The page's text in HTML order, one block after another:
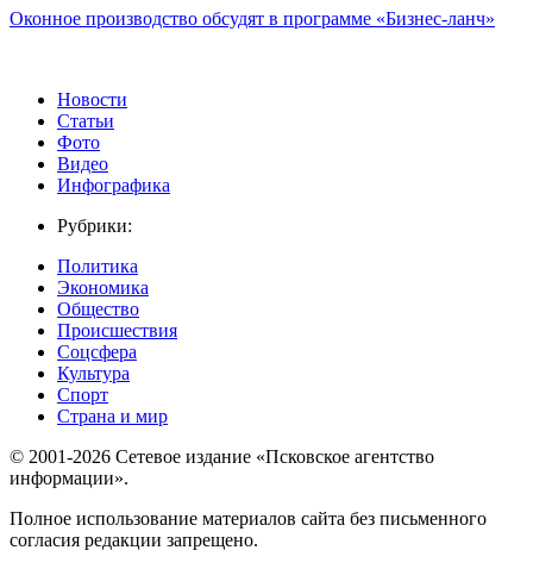
Оконное производство обсудят в программе «Бизнес-ланч»
Новости
Статьи
Фото
Видео
Инфографика
Рубрики:
Политика
Экономика
Общество
Происшествия
Соцсфера
Культура
Спорт
Страна и мир
© 2001-2026 Сетевое издание «Псковское агентство
информации».
Полное использование материалов сайта без письменного
согласия редакции запрещено.